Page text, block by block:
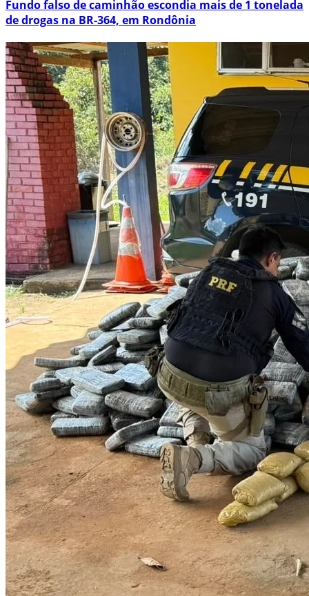
Fundo falso de caminhão escondia mais de 1 tonelada
de drogas na BR-364, em Rondônia